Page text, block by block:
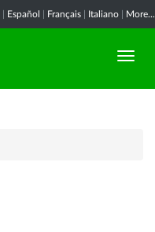
Español Français Italiano More...